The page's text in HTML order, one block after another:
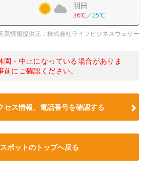
明日
36℃／25℃
気情報提供元：株式会社ライフビジネスウェザー
・中止になっている場合がありま
にご確認ください。
セス情報、電話番号を確認する
ポットのトップへ戻る